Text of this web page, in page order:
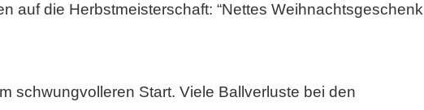
auf die Herbstmeisterschaft: “Nettes
schwungvolleren Start. Viele Ballverluste bei den